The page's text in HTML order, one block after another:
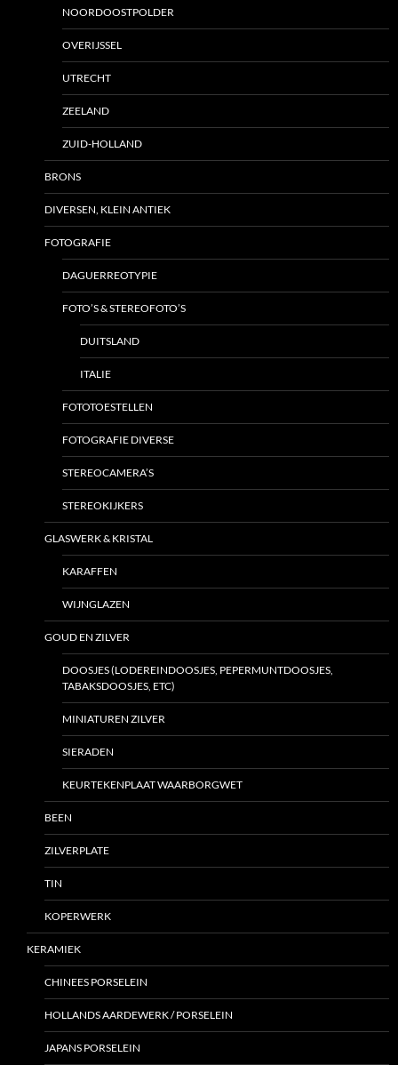
NOORDOOSTPOLDER
OVERIJSSEL
UTRECHT
ZEELAND
ZUID-HOLLAND
BRONS
DIVERSEN, KLEIN ANTIEK
FOTOGRAFIE
DAGUERREOTYPIE
FOTO’S & STEREOFOTO’S
DUITSLAND
ITALIE
FOTOTOESTELLEN
FOTOGRAFIE DIVERSE
STEREOCAMERA’S
STEREOKIJKERS
GLASWERK & KRISTAL
KARAFFEN
WIJNGLAZEN
GOUD EN ZILVER
DOOSJES (LODEREINDOOSJES, PEPERMUNTDOOSJES,
TABAKSDOOSJES, ETC)
MINIATUREN ZILVER
SIERADEN
KEURTEKENPLAAT WAARBORGWET
BEEN
ZILVERPLATE
TIN
KOPERWERK
KERAMIEK
CHINEES PORSELEIN
HOLLANDS AARDEWERK / PORSELEIN
JAPANS PORSELEIN